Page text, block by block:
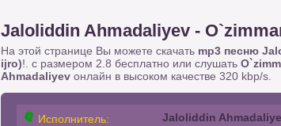
Jaloliddin Ahmadaliyev -
На этой странице Вы можете скачать mp3 песню
ijro)!. с размером 2.8 бесплатно или слушать
Ahmadaliyev онлайн в высоком качестве 320 kbp/s.
Исполнитель: Jaloliddin